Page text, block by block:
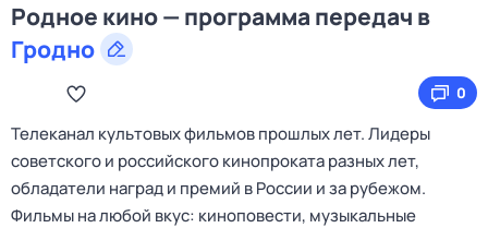
Родное кино — программа передач в
Гродно
0
Телеканал культовых фильмов прошлых лет. Лидеры
советского и российского кинопроката разных лет,
обладатели наград и премий в России и за рубежом.
Фильмы на любой вкус: киноповести, музыкальные